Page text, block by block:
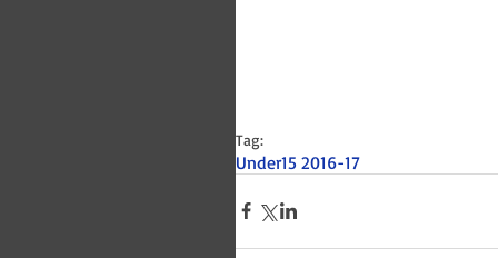
Tag:
Under15 2016-17